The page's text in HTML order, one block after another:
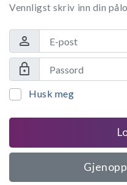
Vennligst skriv inn din
person
lock
Husk meg